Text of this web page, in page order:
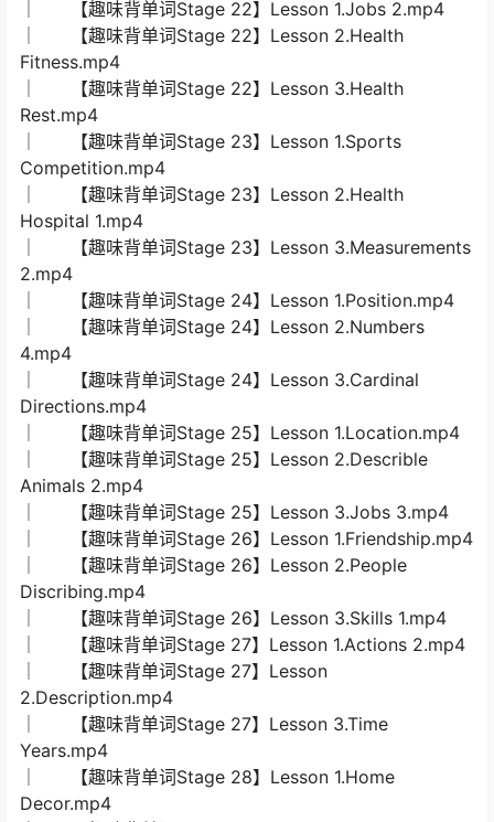
│ 【趣味背单词Stage 22】Lesson 1.Jobs 2.mp4
│ 【趣味背单词Stage 22】Lesson 2.Health
Fitness.mp4
│ 【趣味背单词Stage 22】Lesson 3.Health
Rest.mp4
│ 【趣味背单词Stage 23】Lesson 1.Sports
Competition.mp4
│ 【趣味背单词Stage 23】Lesson 2.Health
Hospital 1.mp4
│ 【趣味背单词Stage 23】Lesson 3.Measurements
2.mp4
│ 【趣味背单词Stage 24】Lesson 1.Position.mp4
│ 【趣味背单词Stage 24】Lesson 2.Numbers
4.mp4
│ 【趣味背单词Stage 24】Lesson 3.Cardinal
Directions.mp4
│ 【趣味背单词Stage 25】Lesson 1.Location.mp4
│ 【趣味背单词Stage 25】Lesson 2.Describle
Animals 2.mp4
│ 【趣味背单词Stage 25】Lesson 3.Jobs 3.mp4
│ 【趣味背单词Stage 26】Lesson 1.Friendship.mp4
│ 【趣味背单词Stage 26】Lesson 2.People
Discribing.mp4
│ 【趣味背单词Stage 26】Lesson 3.Skills 1.mp4
│ 【趣味背单词Stage 27】Lesson 1.Actions 2.mp4
│ 【趣味背单词Stage 27】Lesson
2.Description.mp4
│ 【趣味背单词Stage 27】Lesson 3.Time
Years.mp4
│ 【趣味背单词Stage 28】Lesson 1.Home
Decor.mp4